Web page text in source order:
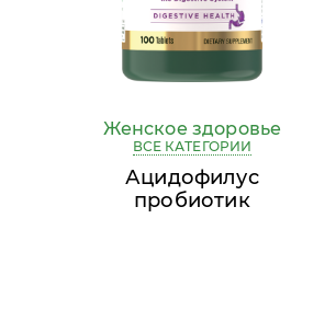
Женское здоровье
ВСЕ КАТЕГОРИИ
Ацидофилус
пробиотик